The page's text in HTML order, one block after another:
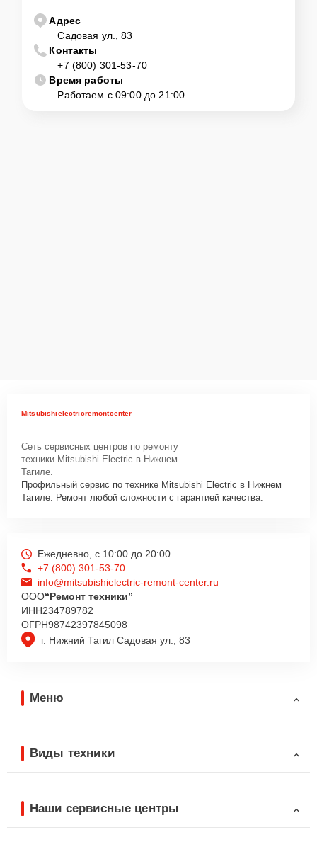
Адрес
Садовая ул., 83
Контакты
+7 (800) 301-53-70
Время работы
Работаем с 09:00 до 21:00
Mitsubishielectricremontcenter
Сеть сервисных центров по ремонту
техники Mitsubishi Electric в Нижнем
Тагиле.
Профильный сервис по технике Mitsubishi Electric в Нижнем
Тагиле. Ремонт любой сложности с гарантией качества.
г. Нижний Тагил Садовая ул., 83
Ежедневно, с 10:00 до 20:00
+7 (800) 301-53-70
info@mitsubishielectric-remont-center.ru
ООО“Ремонт техники”
ИНН234789782
ОГРН98742397845098
Меню
Виды техники
Наши сервисные центры